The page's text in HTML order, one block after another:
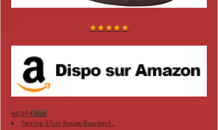
★★★★★
66,29 €Voir
Terrine 37cm Rouge Baeckeof...